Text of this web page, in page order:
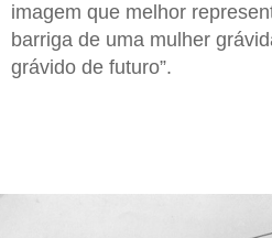
imagem que melhor
barriga de uma mulher
grávido de futuro”.